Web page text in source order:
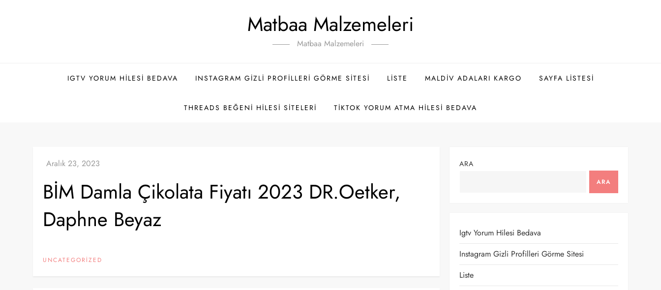
Matbaa Malzemeleri
Matbaa Malzemeleri
IGTV YORUM HILESI BEDAVA INSTAGRAM GIZLI PROFILLERI GÖRME SITESI LISTE MALDIV ADALARI KARGO SAYFA LISTESI
THREADS BEĞENI HILESI SITELERI TIKTOK YORUM ATMA HILESI BEDAVA
BİM Damla Çikolata Fiyatı 2023 DR.Oetker,
Daphne Beyaz
UNCATEGORIZED
ARA
ARA
Igtv Yorum Hilesi Bedava
Instagram Gizli Profilleri Görme Sitesi
Liste